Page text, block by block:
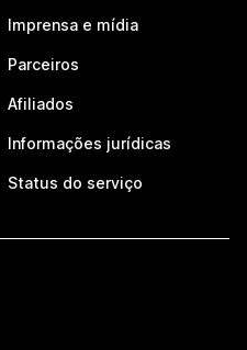
Imprensa e mídia
Parceiros
Afiliados
Informações jurídicas
Status do serviço